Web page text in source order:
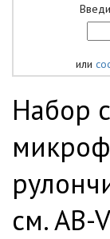
или
Набор
см. AB-